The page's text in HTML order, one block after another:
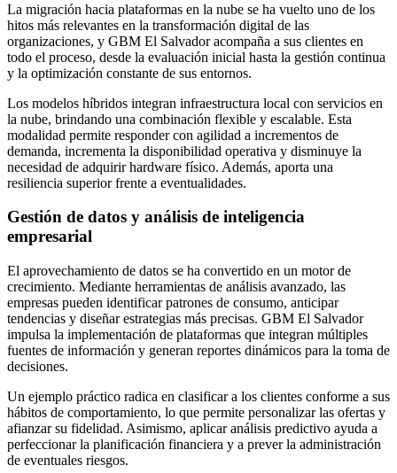
La migración hacia plataformas en la nube se ha vuelto uno de los
hitos más relevantes en la transformación digital de las
organizaciones, y GBM El Salvador acompaña a sus clientes en
todo el proceso, desde la evaluación inicial hasta la gestión continua
y la optimización constante de sus entornos.
Los modelos híbridos integran infraestructura local con servicios en
la nube, brindando una combinación flexible y escalable. Esta
modalidad permite responder con agilidad a incrementos de
demanda, incrementa la disponibilidad operativa y disminuye la
necesidad de adquirir hardware físico. Además, aporta una
resiliencia superior frente a eventualidades.
Gestión de datos y análisis de inteligencia
empresarial
El aprovechamiento de datos se ha convertido en un motor de
crecimiento. Mediante herramientas de análisis avanzado, las
empresas pueden identificar patrones de consumo, anticipar
tendencias y diseñar estrategias más precisas. GBM El Salvador
impulsa la implementación de plataformas que integran múltiples
fuentes de información y generan reportes dinámicos para la toma de
decisiones.
Un ejemplo práctico radica en clasificar a los clientes conforme a sus
hábitos de comportamiento, lo que permite personalizar las ofertas y
afianzar su fidelidad. Asimismo, aplicar análisis predictivo ayuda a
perfeccionar la planificación financiera y a prever la administración
de eventuales riesgos.